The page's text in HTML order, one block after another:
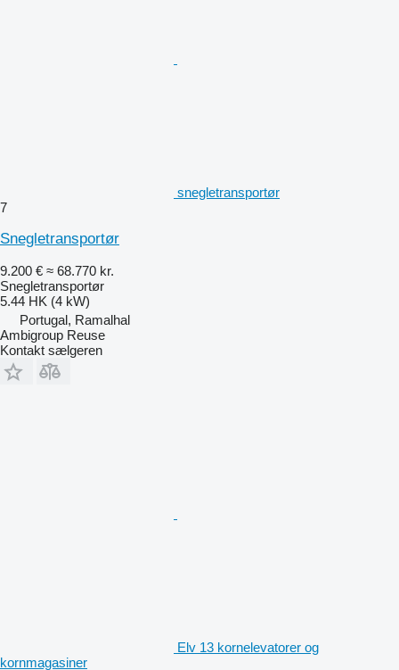
snegletransportør
7
Snegletransportør
9.200 € ≈ 68.770 kr.
Snegletransportør
5.44 HK (4 kW)
Portugal, Ramalhal
Ambigroup Reuse
Kontakt sælgeren
Elv 13 kornelevatorer og
kornmagasiner